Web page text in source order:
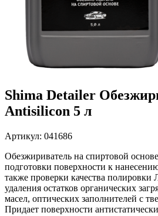
Shima Detailer
Antisilicon 5 л
Артикул: 041686
Обезжириватель на спиртовой
подготовки поверхности к
также проверки качества
удаления остатков органических
масел, оптических заполнителей с
Придает поверхности